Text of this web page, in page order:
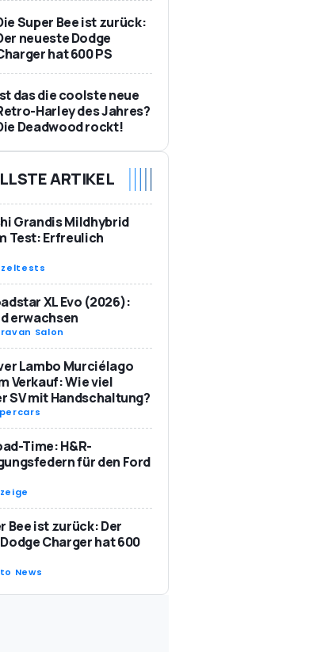
Super Bee ist zurück:
neueste Dodge
hat 600 PS
das die coolste neue
Harley des Jahres?
Deadwood rockt!
ARTIKEL
Grandis Mildhybrid
Test: Erfreulich
XL Evo (2026):
erwachsen
Salon
Lambo Murciélago
Verkauf: Wie viel
SV mit Handschaltung?
Time: H&R-
für den Ford
Bee ist zurück: Der
Charger hat 600
News